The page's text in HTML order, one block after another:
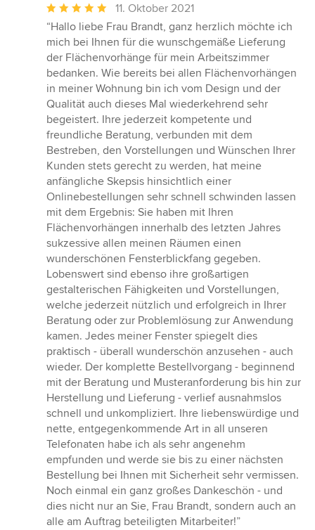
Durchschnittliche
Bewertung:
5
von
5
Sternen
11. Oktober 2021
“Hallo liebe Frau Brandt, ganz herzlich möchte ich
mich bei Ihnen für die wunschgemäße Lieferung
der Flächenvorhänge für mein Arbeitszimmer
bedanken. Wie bereits bei allen Flächenvorhängen
in meiner Wohnung bin ich vom Design und der
Qualität auch dieses Mal wiederkehrend sehr
begeistert. Ihre jederzeit kompetente und
freundliche Beratung, verbunden mit dem
Bestreben, den Vorstellungen und Wünschen Ihrer
Kunden stets gerecht zu werden, hat meine
anfängliche Skepsis hinsichtlich einer
Onlinebestellungen sehr schnell schwinden lassen
mit dem Ergebnis: Sie haben mit Ihren
Flächenvorhängen innerhalb des letzten Jahres
sukzessive allen meinen Räumen einen
wunderschönen Fensterblickfang gegeben.
Lobenswert sind ebenso ihre großartigen
gestalterischen Fähigkeiten und Vorstellungen,
welche jederzeit nützlich und erfolgreich in Ihrer
Beratung oder zur Problemlösung zur Anwendung
kamen. Jedes meiner Fenster spiegelt dies
praktisch - überall wunderschön anzusehen - auch
wieder. Der komplette Bestellvorgang - beginnend
mit der Beratung und Musteranforderung bis hin zur
Herstellung und Lieferung - verlief ausnahmslos
schnell und unkompliziert. Ihre liebenswürdige und
nette, entgegenkommende Art in all unseren
Telefonaten habe ich als sehr angenehm
empfunden und werde sie bis zu einer nächsten
Bestellung bei Ihnen mit Sicherheit sehr vermissen.
Noch einmal ein ganz großes Dankeschön - und
dies nicht nur an Sie, Frau Brandt, sondern auch an
alle am Auftrag beteiligten Mitarbeiter!”